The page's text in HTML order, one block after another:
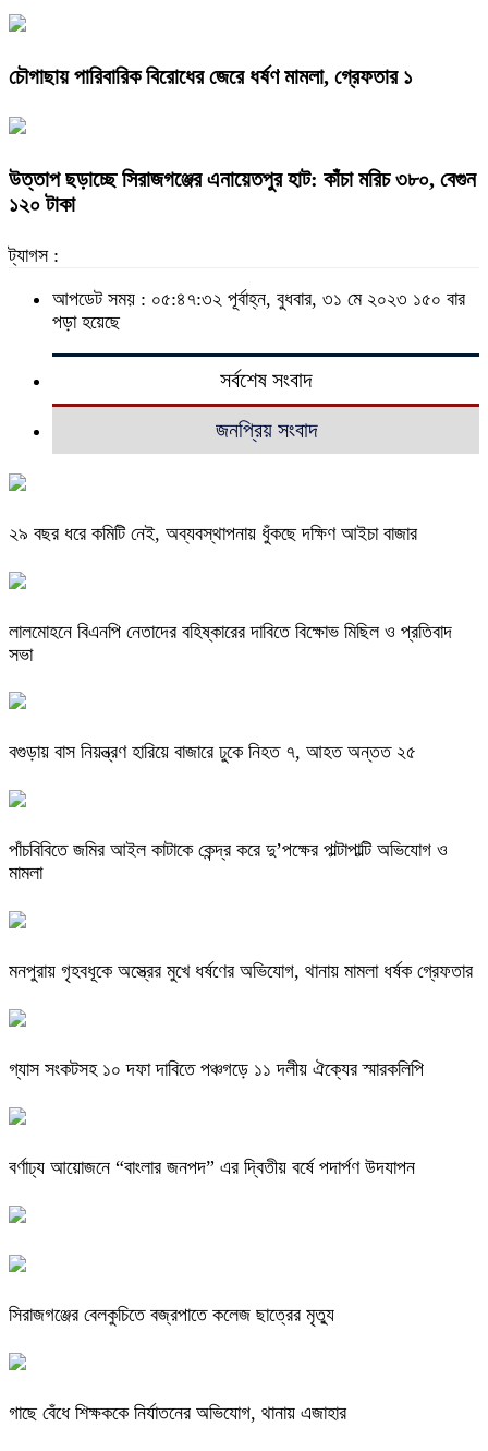
চৌগাছায় পারিবারিক বিরোধের জেরে ধর্ষণ মামলা, গ্রেফতার ১
উত্তাপ ছড়াচ্ছে সিরাজগঞ্জের এনায়েতপুর হাট: কাঁচা মরিচ ৩৮০, বেগুন
১২০ টাকা
ট্যাগস :
আপডেট সময় : ০৫:৪৭:৩২ পূর্বাহ্ন, বুধবার, ৩১ মে ২০২৩ ১৫০ বার
পড়া হয়েছে
সর্বশেষ সংবাদ
জনপ্রিয় সংবাদ
২৯ বছর ধরে কমিটি নেই, অব্যবস্থাপনায় ধুঁকছে দক্ষিণ আইচা বাজার
লালমোহনে বিএনপি নেতাদের বহিষ্কারের দাবিতে বিক্ষোভ মিছিল ও প্রতিবাদ
সভা
বগুড়ায় বাস নিয়ন্ত্রণ হারিয়ে বাজারে ঢুকে নিহত ৭, আহত অন্তত ২৫
পাঁচবিবিতে জমির আইল কাটাকে কেন্দ্র করে দু’পক্ষের পাল্টাপাল্টি অভিযোগ ও
মামলা
মনপুরায় গৃহবধূকে অস্ত্রের মুখে ধর্ষণের অভিযোগ, থানায় মামলা ধর্ষক গ্রেফতার
গ্যাস সংকটসহ ১০ দফা দাবিতে পঞ্চগড়ে ১১ দলীয় ঐক্যের স্মারকলিপি
বর্ণাঢ্য আয়োজনে “বাংলার জনপদ” এর দ্বিতীয় বর্ষে পদার্পণ উদযাপন
সিরাজগঞ্জের বেলকুচিতে বজ্রপাতে কলেজ ছাত্রের মৃত্যু
গাছে বেঁধে শিক্ষককে নির্যাতনের অভিযোগ, থানায় এজাহার